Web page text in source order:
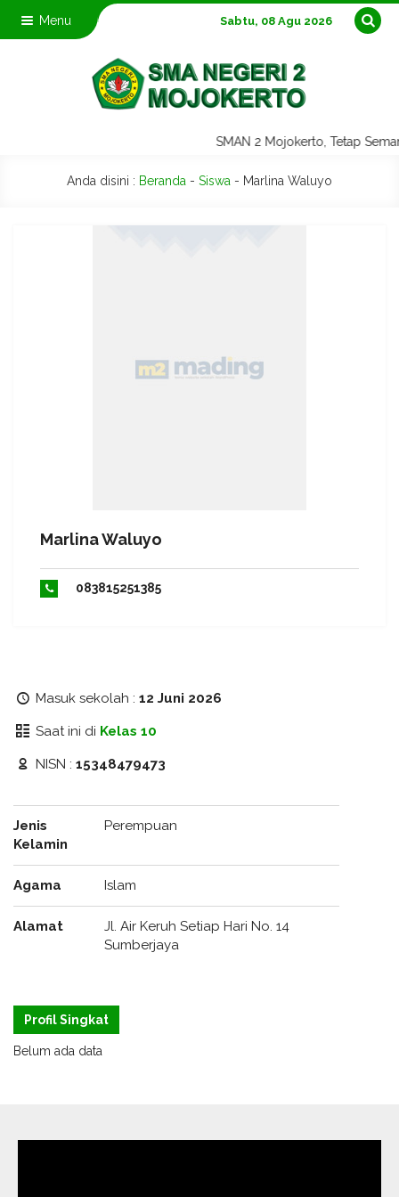
Menu Sabtu, 08 Agu 2026
SMAN 2 Mojokerto, Tetap
Anda disini : Beranda - Siswa - Marlina Waluyo
Marlina Waluyo
083815251385
Masuk sekolah : 12 Juni 2026
Saat ini di Kelas 10
NISN : 15348479473
Jenis
Kelamin
Perempuan
Agama Islam
Alamat
Jl. Air Keruh Setiap Hari No. 14
Sumberjaya
Profil Singkat
Belum ada data